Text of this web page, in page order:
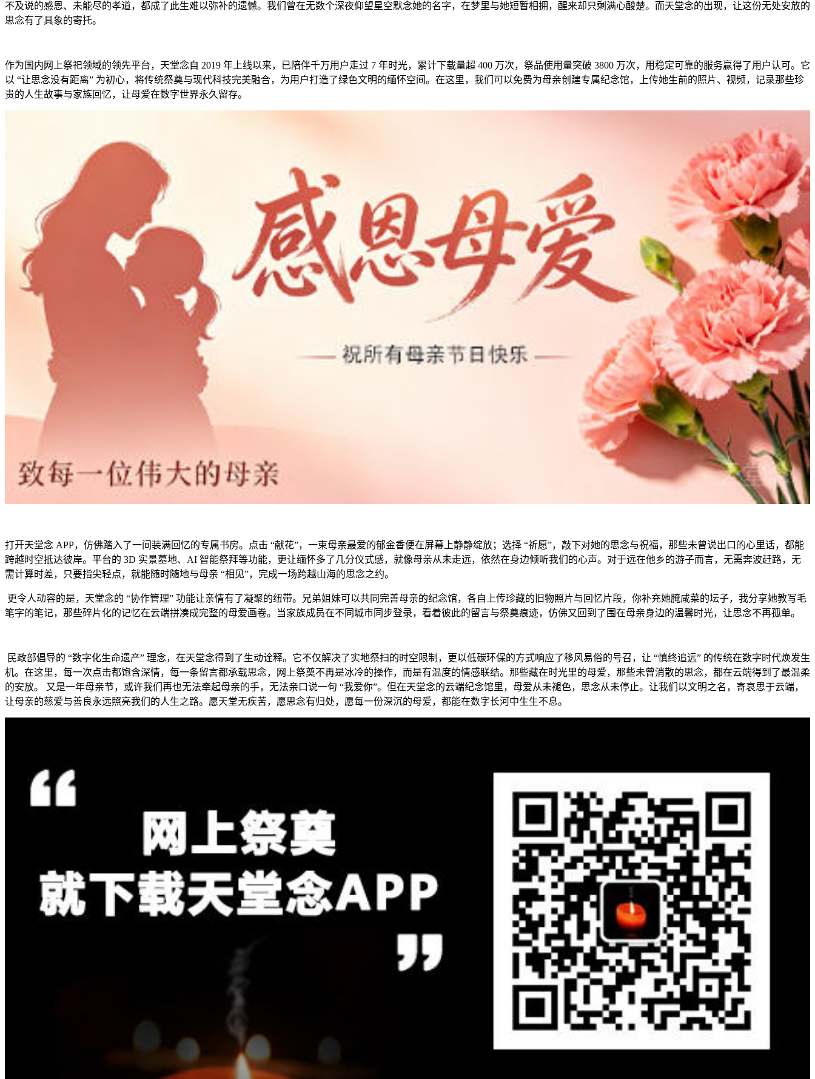
不及说的感恩、未能尽的孝道，都成了此生难以弥补的遗憾。我们曾在无数个深夜仰望星空默念她的名字，在梦里与她短暂相拥，醒来却只剩满心酸楚。而天堂念的出现，让这份无处安放的
思念有了具象的寄托。​
作为国内网上祭祀领域的领先平台，天堂念自 2019 年上线以来，已陪伴千万用户走过 7 年时光，累计下载量超 400 万次，祭品使用量突破 3800 万次，用稳定可靠的服务赢得了用户认可。它
以 “让思念没有距离” 为初心，将传统祭奠与现代科技完美融合，为用户打造了绿色文明的缅怀空间。在这里，我们可以免费为母亲创建专属纪念馆，上传她生前的照片、视频，记录那些珍
贵的人生故事与家族回忆，让母爱在数字世界永久留存。​
打开天堂念 APP，仿佛踏入了一间装满回忆的专属书房。点击 “献花”，一束母亲最爱的郁金香便在屏幕上静静绽放；选择 “祈愿”，敲下对她的思念与祝福，那些未曾说出口的心里话，都能
跨越时空抵达彼岸。平台的 3D 实景墓地、AI 智能祭拜等功能，更让缅怀多了几分仪式感，就像母亲从未走远，依然在身边倾听我们的心声。对于远在他乡的游子而言，无需奔波赶路，无
需计算时差，只要指尖轻点，就能随时随地与母亲 “相见”，完成一场跨越山海的思念之约。
​ 更令人动容的是，天堂念的 “协作管理” 功能让亲情有了凝聚的纽带。兄弟姐妹可以共同完善母亲的纪念馆，各自上传珍藏的旧物照片与回忆片段，你补充她腌咸菜的坛子，我分享她教写毛
笔字的笔记，那些碎片化的记忆在云端拼凑成完整的母爱画卷。当家族成员在不同城市同步登录，看着彼此的留言与祭奠痕迹，仿佛又回到了围在母亲身边的温馨时光，让思念不再孤单。
​ 民政部倡导的 “数字化生命遗产” 理念，在天堂念得到了生动诠释。它不仅解决了实地祭扫的时空限制，更以低碳环保的方式响应了移风易俗的号召，让 “慎终追远” 的传统在数字时代焕发生
机。在这里，每一次点击都饱含深情，每一条留言都承载思念，网上祭奠不再是冰冷的操作，而是有温度的情感联结。那些藏在时光里的母爱，那些未曾消散的思念，都在云端得到了最温柔
的安放。​ 又是一年母亲节，或许我们再也无法牵起母亲的手，无法亲口说一句 “我爱你”。但在天堂念的云端纪念馆里，母爱从未褪色，思念从未停止。让我们以文明之名，寄哀思于云端，
让母亲的慈爱与善良永远照亮我们的人生之路。愿天堂无疾苦，愿思念有归处，愿每一份深沉的母爱，都能在数字长河中生生不息。​